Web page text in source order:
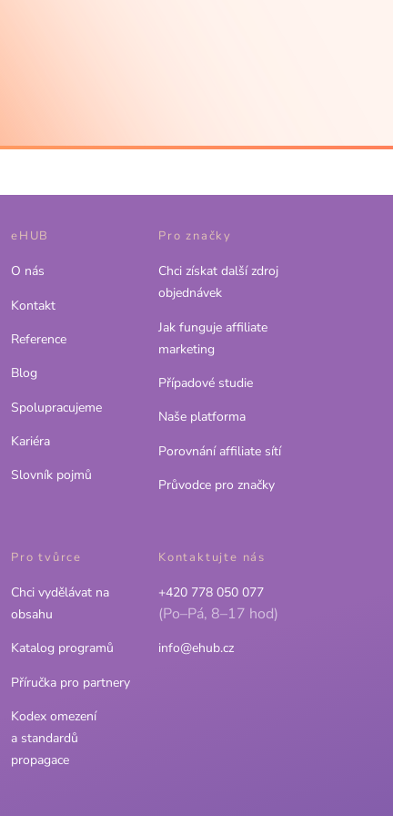
eHUB
O nás
Kontakt
Reference
Blog
Spolupracujeme
Kariéra
Slovník pojmů
Pro značky
Chci získat další zdroj
objednávek
Jak funguje affiliate
marketing
Případové studie
Naše platforma
Porovnání affiliate sítí
Průvodce pro značky
Pro tvůrce
Chci vydělávat na
obsahu
Katalog programů
Příručka pro partnery
Kodex omezení
a standardů
propagace
Kontaktujte nás
+420 778 050 077
(Po–Pá, 8–17 hod)
info@ehub.cz